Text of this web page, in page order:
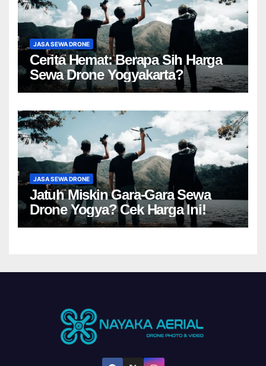
JASA SEWA DRONE
Cerita Hemat: Berapa Sih Harga
Sewa Drone Yogyakarta?
JASA SEWA DRONE
Jatuh Miskin Gara-Gara Sewa
Drone Yogya? Cek Harga Ini!